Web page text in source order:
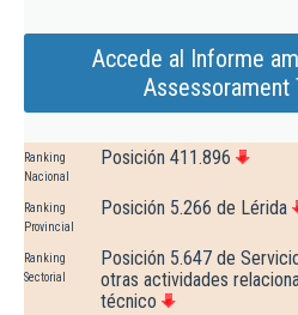
Accede al Informe
Assessorament
Ranking
Nacional
Posición 411.896
Ranking
Provincial
Posición 5.266 de Lérida
Ranking
Sectorial
Posición 5.647 de
otras actividades
técnico